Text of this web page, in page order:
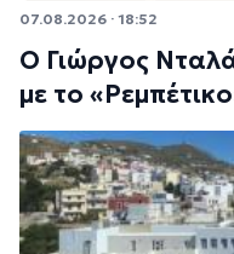
07.08.2026 · 18:52
Ο Γιώργος
με το